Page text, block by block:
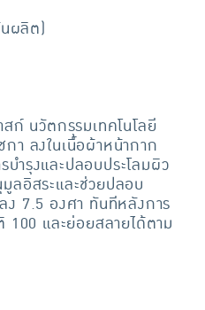
ผลิต)
ก์ นวัตกรรมเทคโนโลยี
า ลงในเนื้อผ้าหน้ากาก
ำรุงและปลอบประโลมผิว
ลอิสระและช่วยปลอบ
7.5 องศา ทันทีหลังการ
100 และย่อยสลายได้ตาม